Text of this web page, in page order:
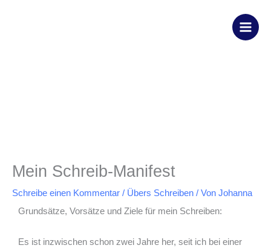
Mein Schreib-Manifest
Schreibe einen Kommentar / Übers Schreiben / Von Johanna
Grundsätze, Vorsätze und Ziele für mein Schreiben:
Es ist inzwischen schon zwei Jahre her, seit ich bei einer